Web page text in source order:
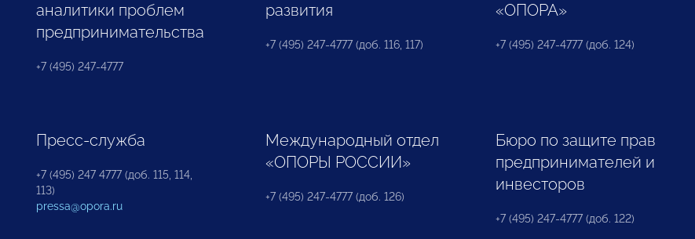
аналитики проблем
предпринимательства
+7 (495) 247-4777
развития
+7 (495) 247-4777 (доб. 116, 117)
«ОПОРА»
+7 (495) 247-4777 (доб. 124)
Пресс-служба
+7 (495) 247 4777 (доб. 115, 114,
113)
pressa@opora.ru
Международный отдел
«ОПОРЫ РОССИИ»
+7 (495) 247-4777 (доб. 126)
Бюро по защите прав
предпринимателей и
инвесторов
+7 (495) 247-4777 (доб. 122)